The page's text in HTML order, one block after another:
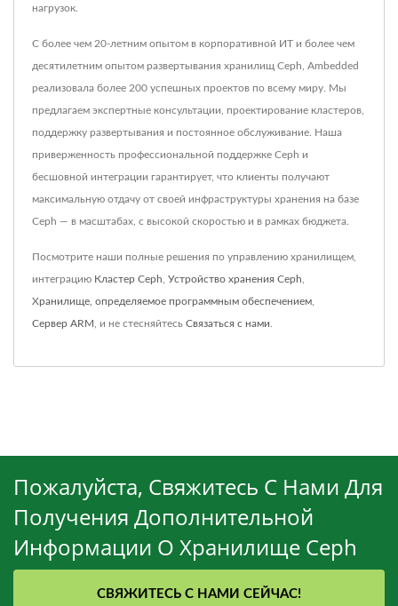
нагрузок.
С более чем 20-летним опытом в корпоративной ИТ и более чем
десятилетним опытом развертывания хранилищ Ceph, Ambedded
реализовала более 200 успешных проектов по всему миру. Мы
предлагаем экспертные консультации, проектирование кластеров,
поддержку развертывания и постоянное обслуживание. Наша
приверженность профессиональной поддержке Ceph и
бесшовной интеграции гарантирует, что клиенты получают
максимальную отдачу от своей инфраструктуры хранения на базе
Ceph — в масштабах, с высокой скоростью и в рамках бюджета.
Посмотрите наши полные решения по управлению хранилищем,
интеграцию Кластер Ceph Устройство хранения Ceph
Хранилище, определяемое программным обеспечением
Сервер ARM , и не стесняйтесь Связаться с нами
Пожалуйста, Свяжитесь С Нами Для
Получения Дополнительной
Информации О Хранилище Ceph
СВЯЖИТЕСЬ С НАМИ СЕЙЧАС!